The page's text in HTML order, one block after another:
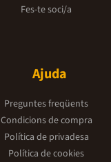
Fes-te soci/a
Ajuda
Preguntes freqüents
Condicions de compra
Política de privadesa
Política de cookies